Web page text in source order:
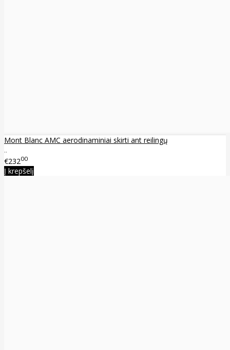
Mont Blanc AMC aerodinaminiai skirti ant reilingų
..
€23200
Į krepšelį